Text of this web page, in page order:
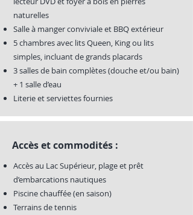
naturelles
Salle à manger conviviale et BBQ extérieur
5 chambres avec lits Queen, King ou lits
simples, incluant de grands placards
3 salles de bain complètes (douche et/ou bain)
+ 1 salle d’eau
Literie et serviettes fournies
Accès et commodités :
Accès au Lac Supérieur, plage et prêt
d’embarcations nautiques
Piscine chauffée (en saison)
Terrains de tennis